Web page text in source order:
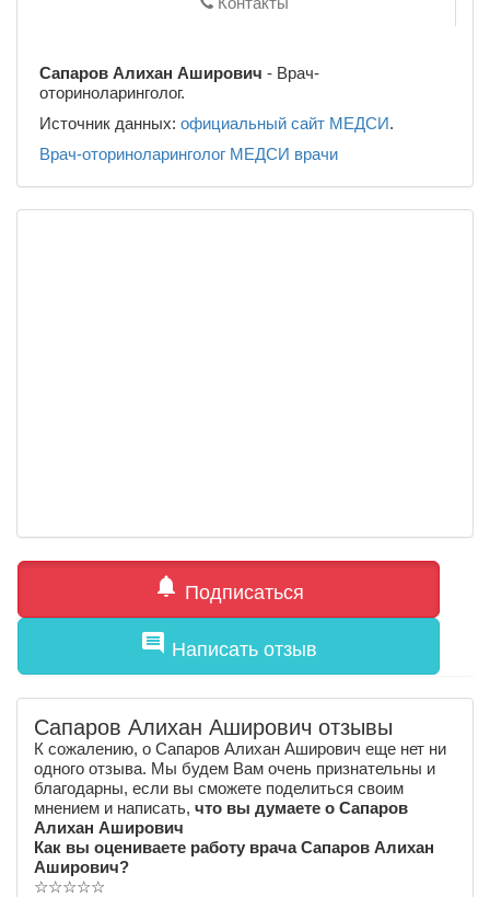
Сапаров Алихан Аширович - Врач-
оториноларинголог.
Источник данных: официальный сайт МЕДСИ.
Врач-оториноларинголог МЕДСИ врачи
notifications Подписаться
comment Написать отзыв
Сапаров Алихан Аширович отзывы
К сожалению, о Сапаров Алихан Аширович еще нет ни
одного отзыва. Мы будем Вам очень признательны и
благодарны, если вы сможете поделиться своим
мнением и написать, что вы думаете о Сапаров
Алихан Аширович
Как вы оцениваете работу врача Сапаров Алихан
Аширович?
☆☆☆☆☆